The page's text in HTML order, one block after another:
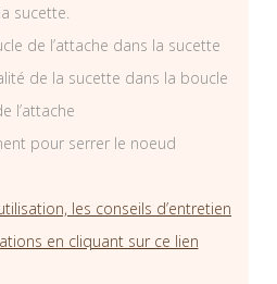
la sucette.
de l’attache dans la sucette
de la sucette dans la boucle
l’attache
pour serrer le noeud
les conseils d’entretien
en cliquant sur ce lien